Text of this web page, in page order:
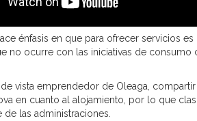
énfasis en que para ofrecer servicios
no ocurre con las iniciativas de
vista emprendedor de Oleaga,
en cuanto al alojamiento, por lo que
las administraciones.